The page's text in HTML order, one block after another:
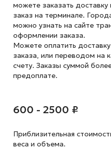
можете заказать
заказ на терминале.
можно узнать на сайте
оформлении заказа.
Можете оплатить
заказа, или переводом на
счету. Заказы суммой
предоплате.
600 - 2500 ₽
Приблизительная
веса и объема.